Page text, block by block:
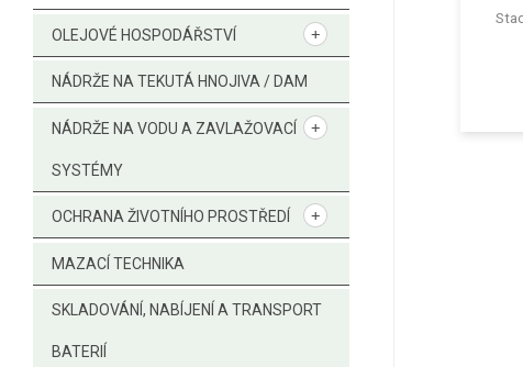
OLEJOVÉ HOSPODÁŘSTVÍ
NÁDRŽE NA TEKUTÁ HNOJIVA / DAM
NÁDRŽE NA VODU A ZAVLAŽOVACÍ
SYSTÉMY
OCHRANA ŽIVOTNÍHO PROSTŘEDÍ
MAZACÍ TECHNIKA
SKLADOVÁNÍ, NABÍJENÍ A TRANSPORT
BATERIÍ